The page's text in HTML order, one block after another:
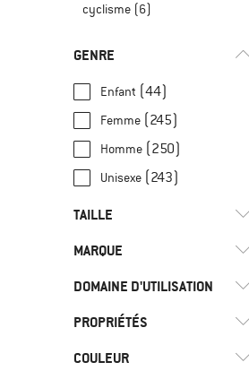
cyclisme (6)
GENRE
Enfant (44)
Femme (245)
Homme (250)
Unisexe (243)
TAILLE
UNI XXS
L XL XXL 45 CM
46 CM 47 CM 49 CM
50 CM 51 CM
MARQUE
ABUS
DOMAINE D'UTILISATION
Bikepacking
Cyclisme
PROPRIÉTÉS
Coupe-vent
COULEUR